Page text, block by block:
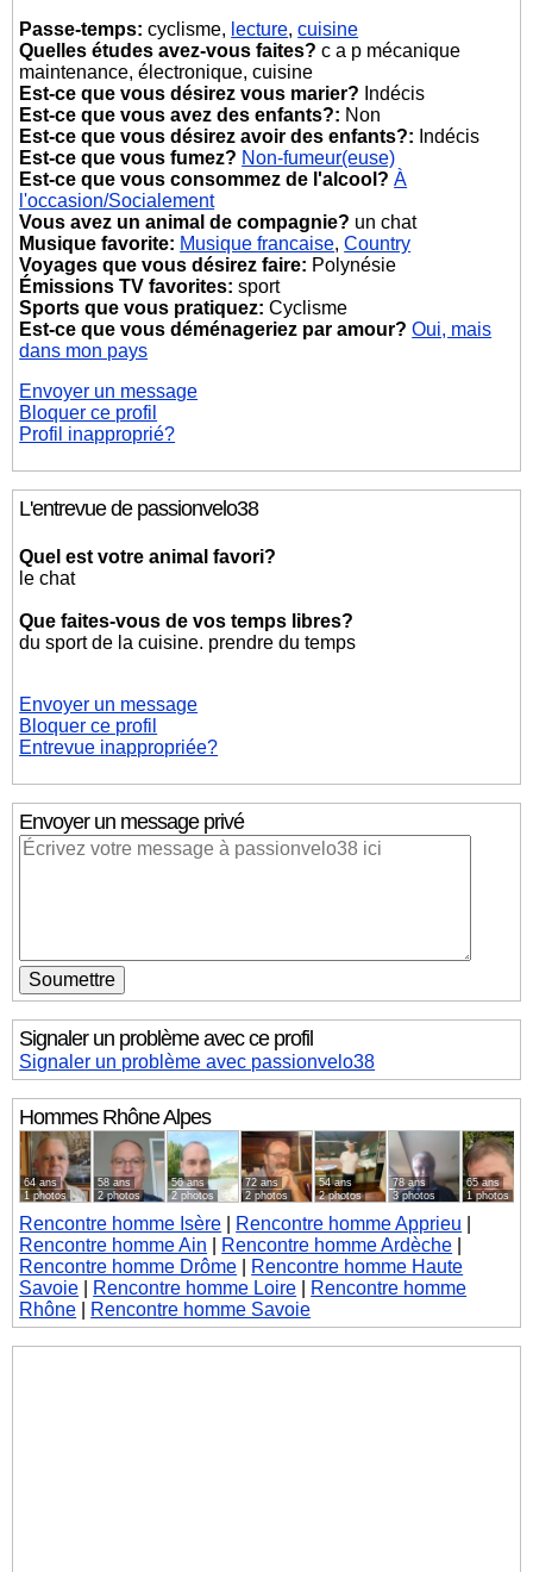
Passe-temps: cyclisme, lecture,cuisine
Quelles études avez-vous faites? c a p mécanique
maintenance, électronique, cuisine
Est-ce que vous désirez vous marier? Indécis
Est-ce que vous avez des enfants?: Non
Est-ce que vous désirez avoir des enfants?: Indécis
Est-ce que vous fumez? Non-fumeur(euse)
Est-ce que vous consommez de l'alcool? À
l'occasion/Socialement
Vous avez un animal de compagnie? un chat
Musique favorite: Musique francaise,Country
Voyages que vous désirez faire: Polynésie
Émissions TV favorites: sport
Sports que vous pratiquez: Cyclisme
Est-ce que vous déménageriez par amour? Oui, mais
dans mon pays
Envoyer un message
Bloquer ce profil
Profil inapproprié?
L'entrevue de passionvelo38
Quel est votre animal favori?
le chat
Que faites-vous de vos temps libres?
du sport de la cuisine. prendre du temps
Envoyer un message
Bloquer ce profil
Entrevue inappropriée?
Envoyer un message privé
Signaler un problème avec ce profil
Signaler un problème avec passionvelo38
HommesRhône Alpes
64 ans
1 photos
58 ans
2 photos
56 ans
2 photos
72 ans
2 photos
54 ans
2 photos
78 ans
3 photos
65 ans
1 photos
Rencontre homme Isère Rencontre homme Apprieu
Rencontre homme Ain
Rencontre homme Ardèche
Rencontre homme Drôme
Rencontre homme Haute
Savoie
Rencontre homme Loire
Rencontre homme
Rhône
Rencontre homme Savoie